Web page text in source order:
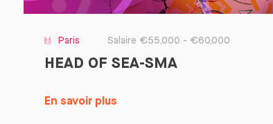
Paris Salaire €55,000 - €60,000
HEAD OF SEA-SMA
En savoir plus